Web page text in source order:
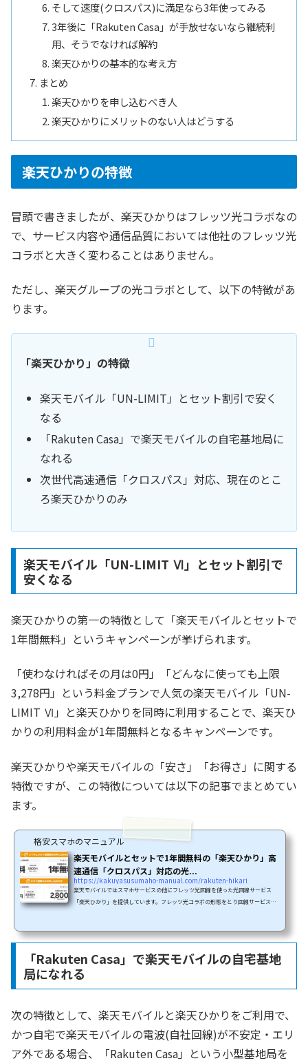
そして速度(クロスパス)に満足なら3年使ってみる
3年後に「Rakuten Casa」が手放せないなら継続利
用、そうでなければ解約
楽天ひかりの基本的な考え方
まとめ
楽天ひかりを申し込むべき人
楽天ひかりにメリットのない人はどうする
楽天ひかりの特徴
冒頭で書きましたが、楽天ひかりはフレッツ光コラボなの
で、サービス内容や通信品質においては他社のフレッツ光
コラボと大きく変わることはありません。
ただし、楽天グループの光コラボとして、以下の特徴があ
ります。
「楽天ひかり」の特徴
楽天モバイル「UN-LIMIT」とセット割引で安く
なる
「Rakuten Casa」で楽天モバイルの自宅基地局に
なれる
次世代高速通信「クロスパス」対応、現在のとこ
ろ楽天ひかりのみ
楽天モバイル「UN-LIMIT Ⅵ」とセット割引で
安くなる
楽天ひかりの第一の特徴として「楽天モバイルとセットで
1年間無料」というキャンペーンが挙げられます。
「使わなければその月は0円」「どんなに使っても上限
3,278円」という料金プランで人気の楽天モバイル「UN-
LIMIT Ⅵ」と楽天ひかりを同時に利用することで、楽天ひ
かりの利用料金が1年間無料となるキャンペーンです。
楽天ひかりや楽天モバイルの「安さ」「お得さ」に関する
特徴ですが、この特徴については以下の記事でまとめてい
ます。
格安スマホのマニュアル
楽天モバイルとセットで1年間無料の「楽天ひかり」高
速通信「クロスパス」対応の光...
https://kakuyasusumaho-manual.com/rakuten-hikari
楽天モバイルではスマホサービスの他にフレッツ光回線を使った光回線サービス
「楽天ひかり」を提供しています。フレッツ光コラボの形態をとり回線サービスと
かり1年間無料」のキャンペーンを実施中。楽天モバイル「UN-LIMIT V」が1年無
料」となるキャンペーンです。この記事では楽天ひかりの「楽天...
「Rakuten Casa」で楽天モバイルの自宅基地
局になれる
次の特徴として、楽天モバイルと楽天ひかりをご利用で、
かつ自宅で楽天モバイルの電波(自社回線)が不安定・エリ
ア外である場合、「Rakuten Casa」という小型基地局を